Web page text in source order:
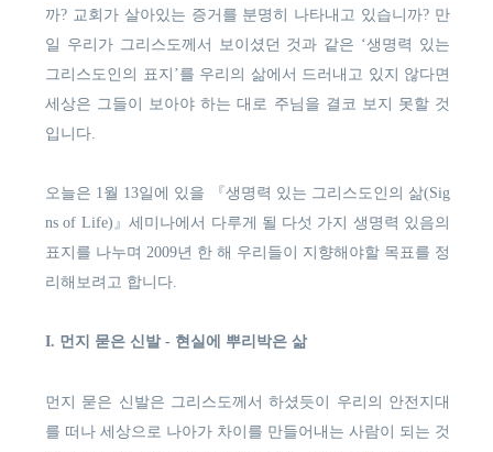
까? 교회가 살아있는 증거를 분명히 나타내고 있습니까? 만
일 우리가 그리스도께서 보이셨던 것과 같은 ‘생명력 있는
그리스도인의 표지’를 우리의 삶에서 드러내고 있지 않다면
세상은 그들이 보아야 하는 대로 주님을 결코 보지 못할 것
입니다.
오늘은 1월 13일에 있을 『생명력 있는 그리스도인의 삶(Sig
ns of Life)』세미나에서 다루게 될 다섯 가지 생명력 있음의
표지를 나누며 2009년 한 해 우리들이 지향해야할 목표를 정
리해보려고 합니다.
I. 먼지 묻은 신발 - 현실에 뿌리박은 삶
먼지 묻은 신발은 그리스도께서 하셨듯이 우리의 안전지대
를 떠나 세상으로 나아가 차이를 만들어내는 사람이 되는 것